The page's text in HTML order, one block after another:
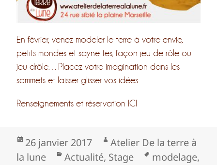
En février, venez modeler le terre à votre envie,
petits mondes et saynettes, façon jeu de rôle ou
jeu drôle…Placez votre imagination dans les
sommets et laisser glisser vos idées…
Renseignements et réservation ICI
Publié
le
26 janvier 2017 Auteur
Atelier De la terre à
la lune
Catégories
Actualité, Stage
Mots-
modelage,